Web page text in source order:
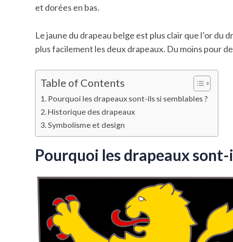
et dorées en bas.
Le jaune du drapeau belge est plus clair que l’or du
plus facilement les deux drapeaux. Du moins pour
Table of Contents
Pourquoi les drapeaux sont-ils si semblables ?
Historique des drapeaux
Symbolisme et design
Pourquoi les drapeaux sont-